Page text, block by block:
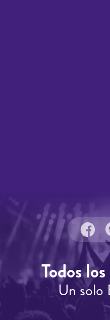
Todos
Un solo